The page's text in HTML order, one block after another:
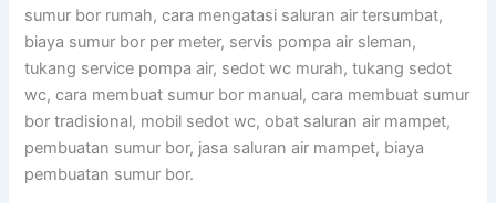
sumur bor rumah, cara mengatasi saluran air tersumbat,
biaya sumur bor per meter, servis pompa air sleman,
tukang service pompa air, sedot wc murah, tukang sedot
wc, cara membuat sumur bor manual, cara membuat sumur
bor tradisional, mobil sedot wc, obat saluran air mampet,
pembuatan sumur bor, jasa saluran air mampet, biaya
pembuatan sumur bor.